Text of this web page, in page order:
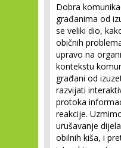
Dobra
građanima od
se veliki dio,
običnih
upravo na
kontekstu
građani od
razvijati
protoka
reakcije.
urušavanje
obilnih kiša, i